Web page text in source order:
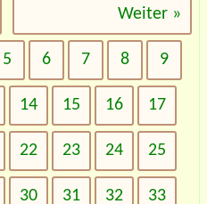
Weiter »
5 6 7 8 9
14 15 16 17
22 23 24 25
30 31 32 33